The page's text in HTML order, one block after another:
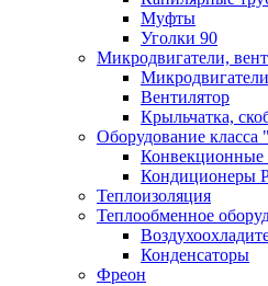
Муфты
Уголки 90
Микродвигатели,
Микродвигатели
Вентилятор
Крыльчатка,
Оборудование
Конвекционные
Кондиционеры
Теплоизоляция
Теплообменное
Конденсаторы
Фреон